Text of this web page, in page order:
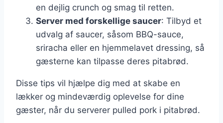
en dejlig crunch og smag til retten.
Server med forskellige saucer: Tilbyd et
udvalg af saucer, såsom BBQ-sauce,
sriracha eller en hjemmelavet dressing, så
gæsterne kan tilpasse deres pitabrød.
Disse tips vil hjælpe dig med at skabe en
lækker og mindeværdig oplevelse for dine
gæster, når du serverer pulled pork i pitabrød.